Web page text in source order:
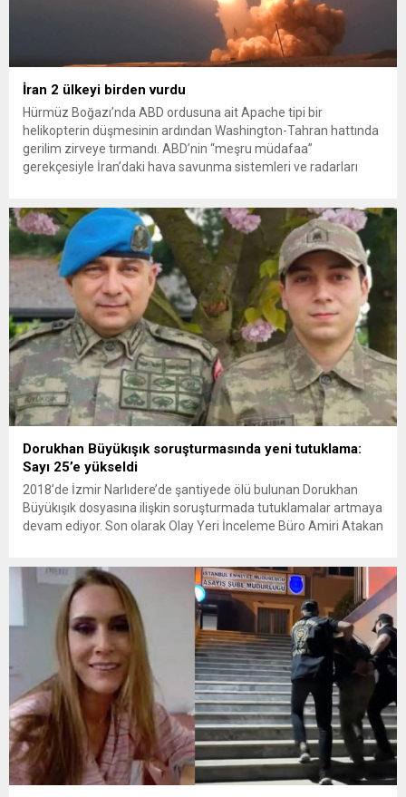
İran 2 ülkeyi birden vurdu
Hürmüz Boğazı’nda ABD ordusuna ait Apache tipi bir
helikopterin düşmesinin ardından Washington-Tahran hattında
gerilim zirveye tırmandı. ABD’nin “meşru müdafaa”
gerekçesiyle İran’daki hava savunma sistemleri ve radarları
yeni bir ABD saldırısına anında yanıt verileceğini duyurdu....
Dorukhan Büyükışık soruşturmasında yeni tutuklama:
Sayı 25’e yükseldi
2018’de İzmir Narlıdere’de şantiyede ölü bulunan Dorukhan
Büyükışık dosyasına ilişkin soruşturmada tutuklamalar artmaya
devam ediyor. Son olarak Olay Yeri İnceleme Büro Amiri Atakan
bulunan Dorukhan Büyükışık’a ilişkin yeniden açılan
soruşturmada tutuklamalar genişliyor. Son olarak dönemin...